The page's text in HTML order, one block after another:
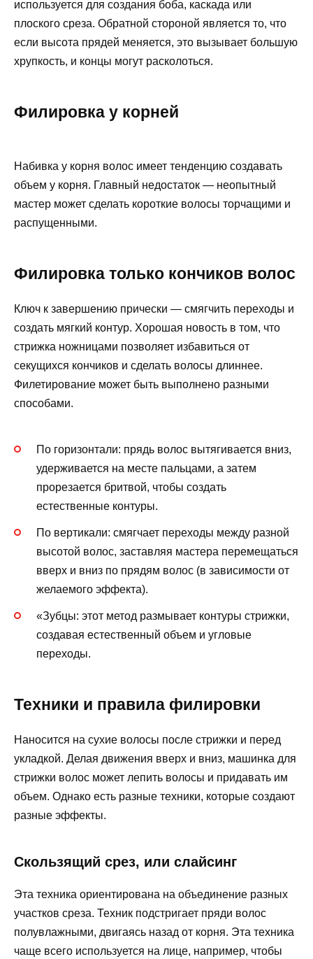
используется для создания боба, каскада или
плоского среза. Обратной стороной является то, что
если высота прядей меняется, это вызывает большую
хрупкость, и концы могут расколоться.
Филировка у корней
Набивка у корня волос имеет тенденцию создавать
объем у корня. Главный недостаток — неопытный
мастер может сделать короткие волосы торчащими и
распущенными.
Филировка только кончиков волос
Ключ к завершению прически — смягчить переходы и
создать мягкий контур. Хорошая новость в том, что
стрижка ножницами позволяет избавиться от
секущихся кончиков и сделать волосы длиннее.
Филетирование может быть выполнено разными
способами.
По горизонтали: прядь волос вытягивается вниз,
удерживается на месте пальцами, а затем
прорезается бритвой, чтобы создать
естественные контуры.
По вертикали: смягчает переходы между разной
высотой волос, заставляя мастера перемещаться
вверх и вниз по прядям волос (в зависимости от
желаемого эффекта).
«Зубцы: этот метод размывает контуры стрижки,
создавая естественный объем и угловые
переходы.
Техники и правила филировки
Наносится на сухие волосы после стрижки и перед
укладкой. Делая движения вверх и вниз, машинка для
стрижки волос может лепить волосы и придавать им
объем. Однако есть разные техники, которые создают
разные эффекты.
Скользящий срез, или слайсинг
Эта техника ориентирована на объединение разных
участков среза. Техник подстригает пряди волос
полувлажными, двигаясь назад от корня. Эта техника
чаще всего используется на лице, например, чтобы